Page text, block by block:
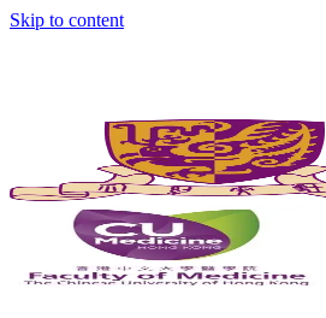
Skip to content